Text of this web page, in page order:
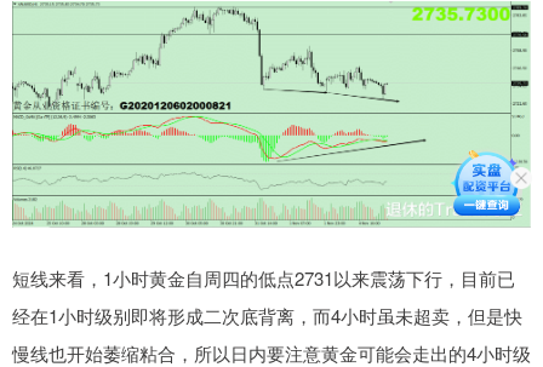
短线来看，1小时黄金自周四的低点2731以来震荡下行，目前已
经在1小时级别即将形成二次底背离，而4小时虽未超卖，但是快
慢线也开始萎缩粘合，所以日内要注意黄金可能会走出的4小时级